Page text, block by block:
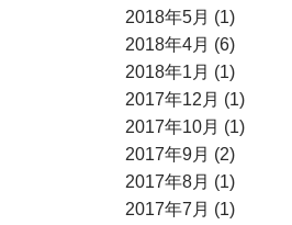
2018年5月 (1)
2018年4月 (6)
2018年1月 (1)
2017年12月 (1)
2017年10月 (1)
2017年9月 (2)
2017年8月 (1)
2017年7月 (1)